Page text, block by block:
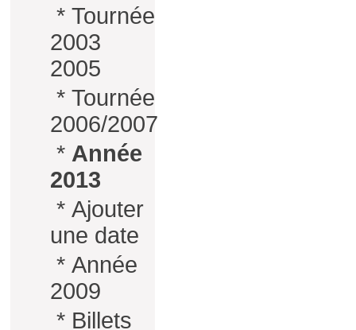
* Tournée
2003
2005
* Tournée
2006/2007
* Année
2013
* Ajouter
une date
* Année
2009
* Billets